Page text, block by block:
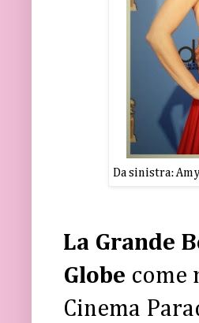
Da sinistra:
La Grande
Globe come
Cinema